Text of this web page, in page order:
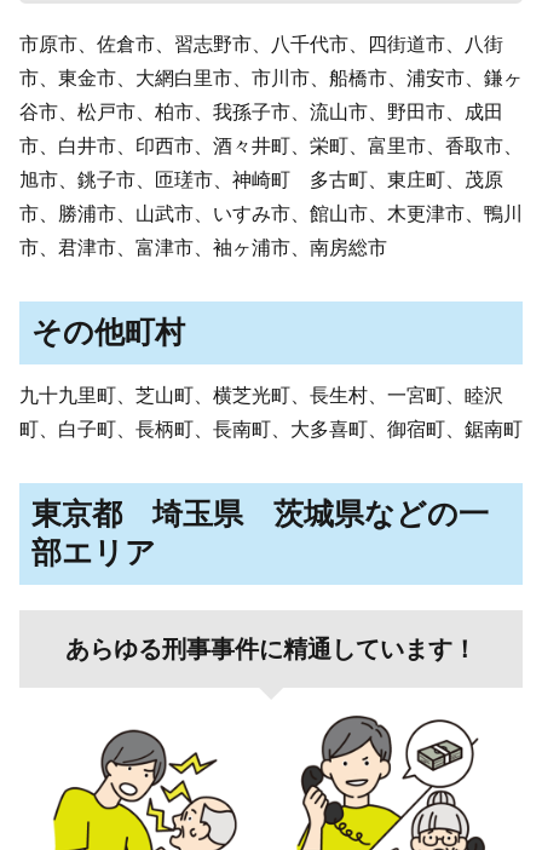
市原市、佐倉市、習志野市、八千代市、四街道市、八街
市、東金市、大網白里市、市川市、船橋市、浦安市、鎌ヶ
谷市、松戸市、柏市、我孫子市、流山市、野田市、成田
市、白井市、印西市、酒々井町、栄町、富里市、香取市、
旭市、銚子市、匝瑳市、神崎町 多古町、東庄町、茂原
市、勝浦市、山武市、いすみ市、館山市、木更津市、鴨川
市、君津市、富津市、袖ヶ浦市、南房総市
その他町村
九十九里町、芝山町、横芝光町、長生村、一宮町、睦沢
町、白子町、長柄町、長南町、大多喜町、御宿町、鋸南町
東京都 埼玉県 茨城県などの一
部エリア
あらゆる刑事事件に精通しています！